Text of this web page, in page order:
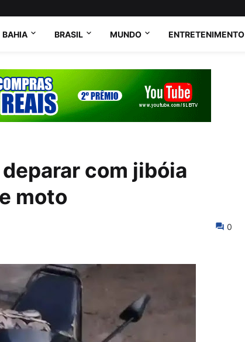
BAHIA BRASIL MUNDO ENTRETENIMENTO
com jibóia
moto
0